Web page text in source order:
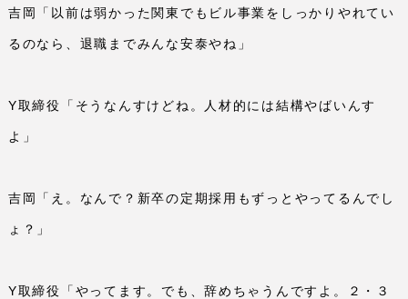
吉岡「以前は弱かった関東でもビル事業をしっかりやれてい
るのなら、退職までみんな安泰やね」
Y取締役「そうなんすけどね。人材的には結構やばいんす
よ」
吉岡「え。なんで？新卒の定期採用もずっとやってるんでし
ょ？」
Y取締役「やってます。でも、辞めちゃうんですよ。２・３